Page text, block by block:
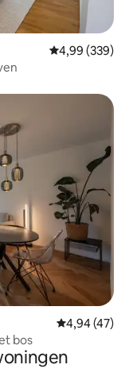
Gemiddelde
4,99 (339)
Gemiddelde
4,94 (47)
bos